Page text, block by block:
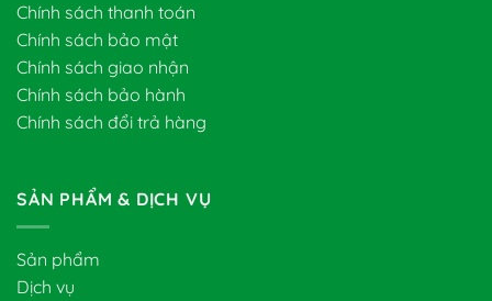
Chính sách thanh toán
Chính sách bảo mật
Chính sách giao nhận
Chính sách bảo hành
Chính sách đổi trả hàng
SẢN PHẨM & DỊCH VỤ
Sản phẩm
Dịch vụ